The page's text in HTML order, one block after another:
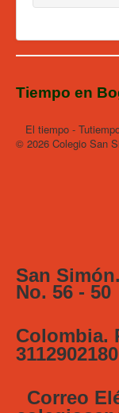
Tiempo en
El tiempo -
© 2026 Colegio San
San
No. 56 - 50
Colombia.
Correo